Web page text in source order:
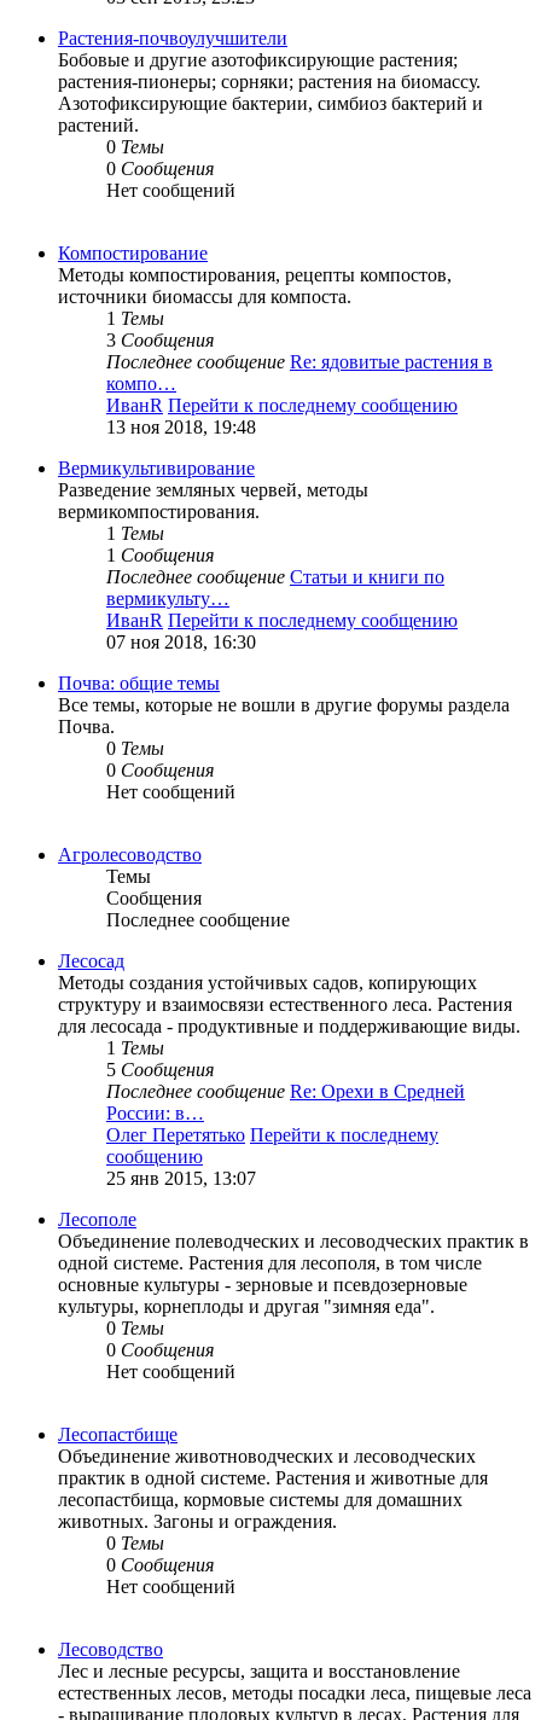
Растения-почвоулучшители
Бобовые и другие азотофиксирующие растения;
растения-пионеры; сорняки; растения на биомассу.
Азотофиксирующие бактерии, симбиоз бактерий и
растений.
0 Темы
0 Сообщения
Нет сообщений
Компостирование
Методы компостирования, рецепты компостов,
источники биомассы для компоста.
1 Темы
3 Сообщения
Последнее сообщение Re: ядовитые растения в
компо…
ИванR Перейти к последнему сообщению
13 ноя 2018, 19:48
Вермикультивирование
Разведение земляных червей, методы
вермикомпостирования.
1 Темы
1 Сообщения
Последнее сообщение Статьи и книги по
вермикульту…
ИванR Перейти к последнему сообщению
07 ноя 2018, 16:30
Почва: общие темы
Все темы, которые не вошли в другие форумы раздела
Почва.
0 Темы
0 Сообщения
Нет сообщений
Агролесоводство
Темы
Сообщения
Последнее сообщение
Лесосад
Методы создания устойчивых садов, копирующих
структуру и взаимосвязи естественного леса. Растения
для лесосада - продуктивные и поддерживающие виды.
1 Темы
5 Сообщения
Последнее сообщение Re: Орехи в Средней
России: в…
Олег Перетятько Перейти к последнему
сообщению
25 янв 2015, 13:07
Лесополе
Объединение полеводческих и лесоводческих практик в
одной системе. Растения для лесополя, в том числе
основные культуры - зерновые и псевдозерновые
культуры, корнеплоды и другая "зимняя еда".
0 Темы
0 Сообщения
Нет сообщений
Лесопастбище
Объединение животноводческих и лесоводческих
практик в одной системе. Растения и животные для
лесопастбища, кормовые системы для домашних
животных. Загоны и ограждения.
0 Темы
0 Сообщения
Нет сообщений
Лесоводство
Лес и лесные ресурсы, защита и восстановление
естественных лесов, методы посадки леса, пищевые леса
- выращивание плодовых культур в лесах. Растения для